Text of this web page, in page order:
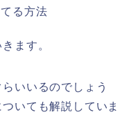
る方法
ます。
いいるのでしょう
いても解説していま